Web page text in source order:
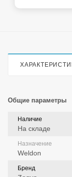
Общие параметры
Наличие
На складе
Назначение
Weldon
Бренд